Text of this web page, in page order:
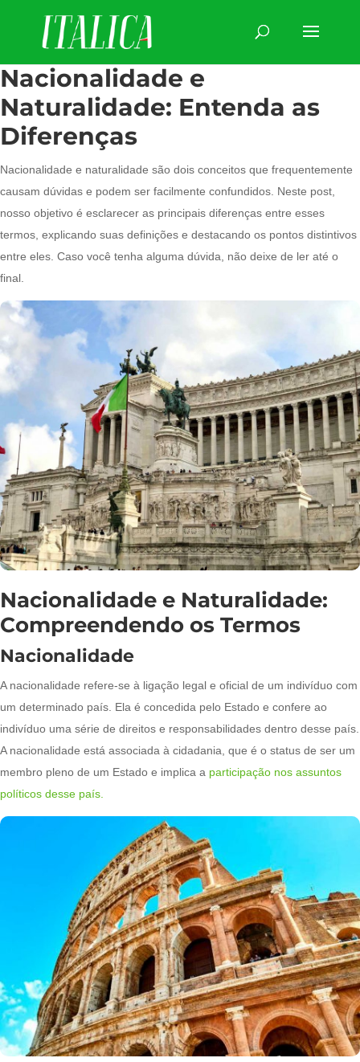
Nacionalidade e
Naturalidade: Entenda as
Diferenças
Nacionalidade e naturalidade são dois conceitos que frequentemente
causam dúvidas e podem ser facilmente confundidos. Neste post,
nosso objetivo é esclarecer as principais diferenças entre esses
termos, explicando suas definições e destacando os pontos distintivos
entre eles. Caso você tenha alguma dúvida, não deixe de ler até o
final.
Nacionalidade e Naturalidade:
Compreendendo os Termos
Nacionalidade
A nacionalidade refere-se à ligação legal e oficial de um indivíduo com
um determinado país. Ela é concedida pelo Estado e confere ao
indivíduo uma série de direitos e responsabilidades dentro desse país.
A nacionalidade está associada à cidadania, que é o status de ser um
membro pleno de um Estado e implica a participação nos assuntos
políticos desse país.